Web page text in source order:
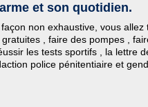
et son quotidien.
non exhaustive, vous
, faire des pompes ,
les tests sportifs , la lettre
police pénitentiaire et